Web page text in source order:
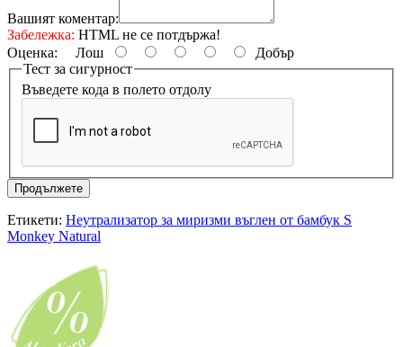
Вашият коментар:
Забележка: HTML не се потдържа!
Оценка: Лош
Добър
Тест за сигурност
Въведете кода в полето отдолу
Продължете
Етикети: Неутрализатор за миризми въглен от бамбук S
Monkey Natural